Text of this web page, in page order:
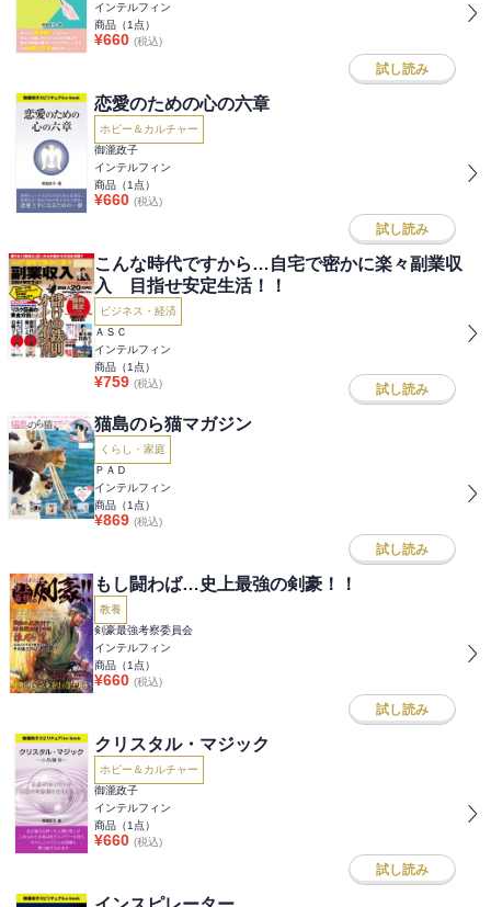
インテルフィン
商品（1 点）
¥660 (税込)
試し読み
恋愛のための心の六章
ホビー＆カルチャー
御瀧政子
インテルフィン
商品（1 点）
¥660 (税込)
試し読み
こんな時代ですから…自宅で密かに楽々副業収
入 目指せ安定生活！！
ビジネス・経済
ＡＳＣ
インテルフィン
商品（1 点）
¥759 (税込) 試し読み
猫島のら猫マガジン
くらし・家庭
ＰＡＤ
インテルフィン
商品（1 点）
¥869 (税込)
試し読み
もし闘わば…史上最強の剣豪！！
教養
剣豪最強考察委員会
インテルフィン
商品（1 点）
¥660 (税込)
試し読み
クリスタル・マジック
ホビー＆カルチャー
御瀧政子
インテルフィン
商品（1 点）
¥660 (税込)
試し読み